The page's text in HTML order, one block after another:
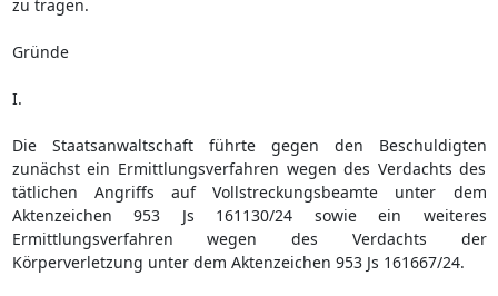
zu tragen.
Gründe
I.
Die Staatsanwaltschaft führte gegen den Beschuldigten
zunächst ein Ermittlungsverfahren wegen des Verdachts des
tätlichen Angriffs auf Vollstreckungsbeamte unter dem
Aktenzeichen 953 Js 161130/24 sowie ein weiteres
Ermittlungsverfahren wegen des Verdachts der
Körperverletzung unter dem Aktenzeichen 953 Js 161667/24.